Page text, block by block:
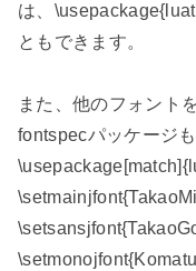
は、
ともできます。
また、他のフォント
fontspecパッケージも